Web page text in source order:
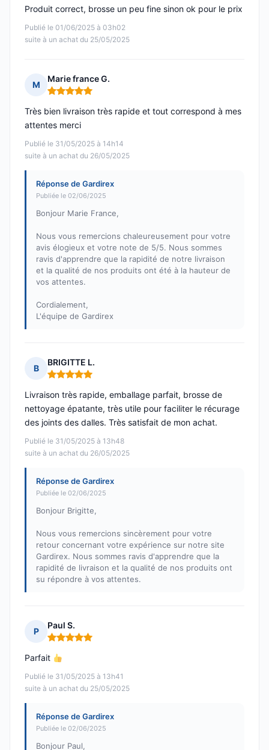
Publié le 01/06/2025 à 03h02
suite à un achat du 25/05/2025
Produit correct, brosse un peu fine sinon ok pour le prix
M
Marie france G.
Note : 5 sur 5
Publié le 31/05/2025 à 14h14
suite à un achat du 26/05/2025
Très bien livraison très rapide et tout correspond à mes
attentes merci
Réponse de Gardirex
Publiée le 02/06/2025
Bonjour Marie France,
Nous vous remercions chaleureusement pour votre
avis élogieux et votre note de 5/5. Nous sommes
ravis d'apprendre que la rapidité de notre livraison
et la qualité de nos produits ont été à la hauteur de
vos attentes.
Cordialement,
L'équipe de Gardirex
B
BRIGITTE L.
Note : 5 sur 5
Publié le 31/05/2025 à 13h48
suite à un achat du 26/05/2025
Livraison très rapide, emballage parfait, brosse de
nettoyage épatante, très utile pour faciliter le récurage
des joints des dalles. Très satisfait de mon achat.
Réponse de Gardirex
Publiée le 02/06/2025
Bonjour Brigitte,
Nous vous remercions sincèrement pour votre
retour concernant votre expérience sur notre site
Gardirex. Nous sommes ravis d'apprendre que la
rapidité de livraison et la qualité de nos produits ont
su répondre à vos attentes.
P
Paul S.
Note : 5 sur 5
Publié le 31/05/2025 à 13h41
suite à un achat du 25/05/2025
Parfait
Réponse de Gardirex
Publiée le 02/06/2025
Bonjour Paul,